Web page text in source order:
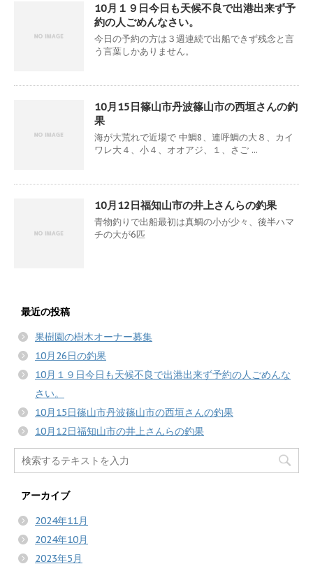
10月１９日今日も天候不良で出港出来ず予
約の人ごめんなさい。
今日の予約の方は３週連続で出船できず残念と言
う言葉しかありません。
10月15日篠山市丹波篠山市の西垣さんの釣
果
海が大荒れで近場で 中鯛8、連呼鯛の大８、カイ
ワレ大４、小４、オオアジ、１、さご ...
10月12日福知山市の井上さんらの釣果
青物釣りで出船最初は真鯛の小が少々、後半ハマ
チの大が6匹
最近の投稿
果樹園の樹木オーナー募集
10月26日の釣果
10月１９日今日も天候不良で出港出来ず予約の人ごめんな
さい。
10月15日篠山市丹波篠山市の西垣さんの釣果
10月12日福知山市の井上さんらの釣果
アーカイブ
2024年11月
2024年10月
2023年5月